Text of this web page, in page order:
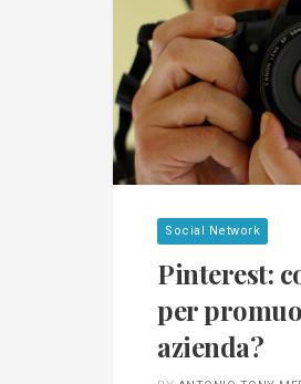
Social Network
Pinterest:
per
azienda?